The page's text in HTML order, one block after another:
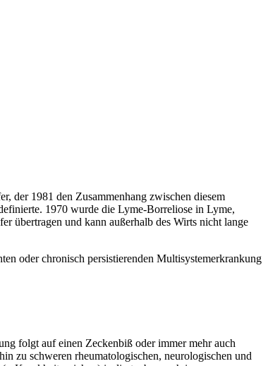
der 1981 den Zusammenhang zwischen diesem
1970 wurde die Lyme-Borreliose in Lyme,
übertragen und kann außerhalb des Wirts nicht lange
oder chronisch persistierenden Multisystemerkrankung
folgt auf einen Zeckenbiß oder immer mehr auch
zu schweren rheumatologischen, neurologischen und